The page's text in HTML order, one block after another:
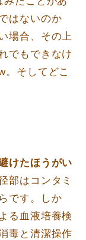
はないのか
場合、その上
でもできなけ
。そしてどこ
けたほうがい
部はコンタミ
です。しか
る血液培養検
毒と清潔操作